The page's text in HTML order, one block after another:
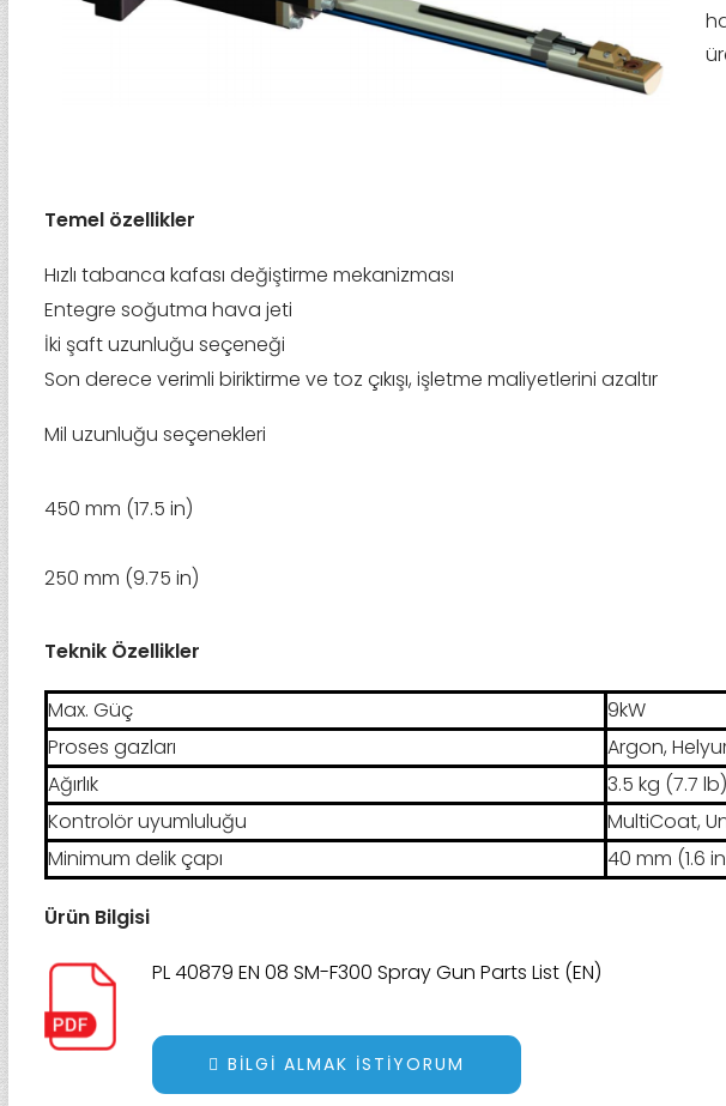
Temel özellikler
Hızlı tabanca kafası değiştirme mekanizması
Entegre soğutma hava jeti
İki şaft uzunluğu seçeneği
Son derece verimli biriktirme ve toz çıkışı, işletme maliyetlerini azaltır
Mil uzunluğu seçenekleri
450 mm (17.5 in)
250 mm (9.75 in)
Teknik Özellikler
Max. Güç
9kW
Proses gazları
Argon,
Ağırlık
3.5 kg (7.7 lb)
Kontrolör uyumluluğu
MultiCoat,
Minimum delik çapı
40 mm (1.6
Ürün Bilgisi
PL 40879 EN 08 SM-F300 Spray Gun Parts List (EN)
BILGI ALMAK İSTIYORUM